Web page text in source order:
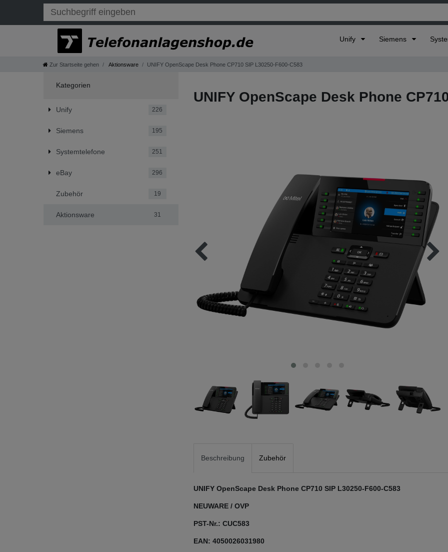
Unify Siemens
Zur Startseite gehen Aktionsware UNIFY OpenScape Desk Phone CP710 SIP L30250-F600-C583
Kategorien
Unify 226
Siemens 195
Systemtelefone 251
eBay 296
Zubehör 19
Aktionsware 31
UNIFY OpenScape Desk Phone
Beschreibung Zubehör
UNIFY OpenScape Desk Phone CP710 SIP L30250-F600-C583
NEUWARE / OVP
PST-Nr.: CUC583
EAN: 4050026031980